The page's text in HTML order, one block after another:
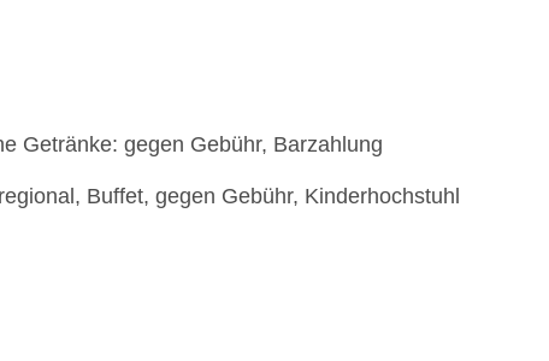
Getränke: gegen Gebühr, Barzahlung
Buffet, gegen Gebühr, Kinderhochstuhl